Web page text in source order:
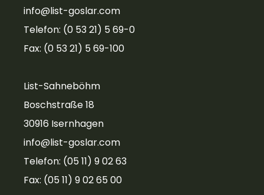
info@list-goslar.com
Telefon: (0 53 21) 5 69-0
Fax: (0 53 21) 5 69-100
List-Sahneböhm
Boschstraße 18
30916 Isernhagen
info@list-goslar.com
Telefon: (05 11) 9 02 63
Fax: (05 11) 9 02 65 00